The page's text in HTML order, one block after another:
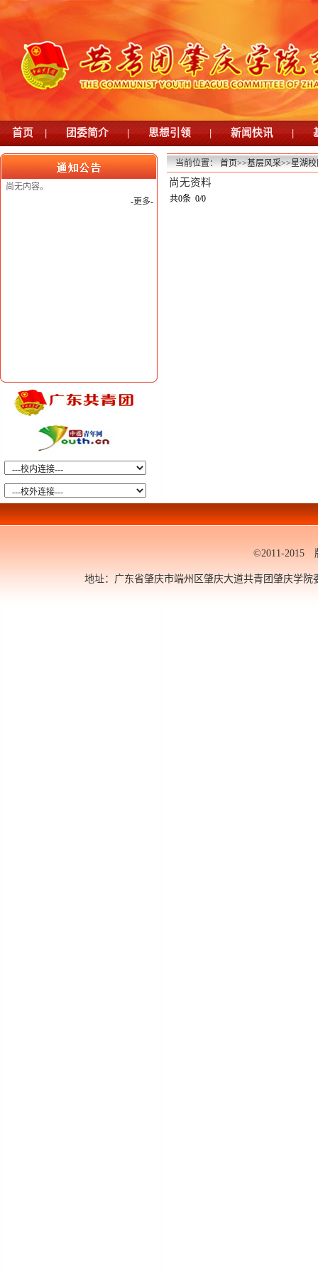
首页 | 团委简介 | 思想引领 | 新闻快讯 |
尚无内容。
-更多-
当前位置：首页>>基层风采>>星湖
尚无资料
共0条 0/0
©2011-2015
地址：广东省肇庆市端州区肇庆大道共青团肇庆学